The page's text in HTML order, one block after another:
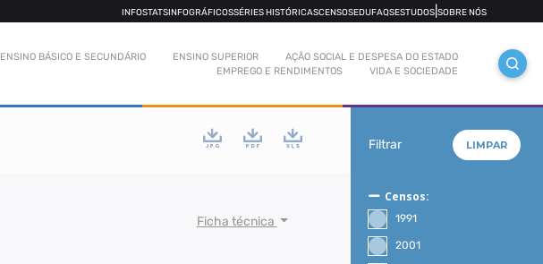
INFOSTATSINFOGRÁFICOSSÉRIES HISTÓRICASCENSOSEDUFAQSESTUDOS SOBRE NÓS
ENSINO BÁSICO E SECUNDÁRIO ENSINO SUPERIOR
AÇÃO SOCIAL E DESPESA DO ESTADO
EMPREGO E RENDIMENTOS
VIDA E SOCIEDADE
Ficha técnica
Filtrar LIMPAR
Censos:
1991
2001